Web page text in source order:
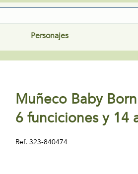
Personajes
Muñeco Baby
6 funciciones y 14
Ref. 323-840474